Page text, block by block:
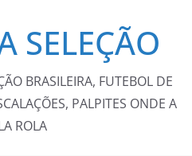
SELEÇÃO
BRASILEIRA, FUTEBOL DE
PALPITES ONDE A
ROLA